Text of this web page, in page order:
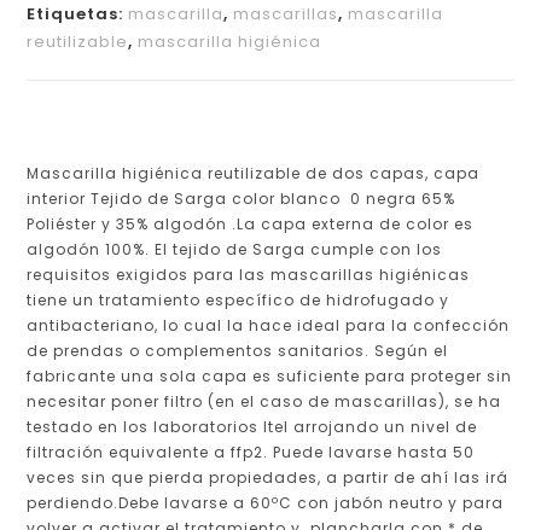
Etiquetas: mascarilla, mascarillas, mascarilla
reutilizable, mascarilla higiénica
Mascarilla higiénica reutilizable de dos capas, capa
interior Tejido de Sarga color blanco 0 negra 65%
Poliéster y 35% algodón .La capa externa de color es
algodón 100%. El tejido de Sarga cumple con los
requisitos exigidos para las mascarillas higiénicas
tiene un tratamiento específico de hidrofugado y
antibacteriano, lo cual la hace ideal para la confección
de prendas o complementos sanitarios. Según el
fabricante una sola capa es suficiente para proteger sin
necesitar poner filtro (en el caso de mascarillas), se ha
testado en los laboratorios Itel arrojando un nivel de
filtración equivalente a ffp2. Puede lavarse hasta 50
veces sin que pierda propiedades, a partir de ahí las irá
perdiendo.Debe lavarse a 60ºC con jabón neutro y para